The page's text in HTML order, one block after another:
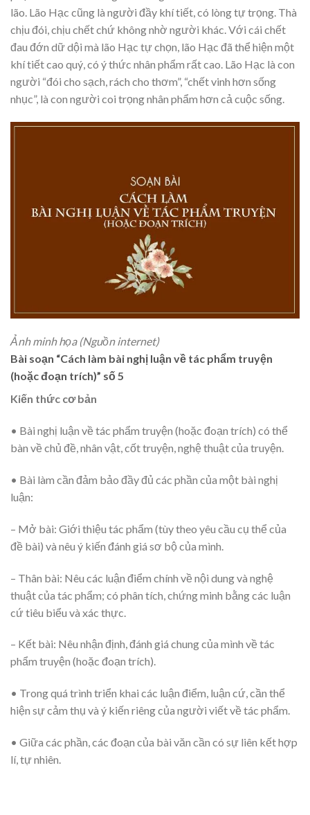
lão. Lão Hạc cũng là người đầy khí tiết, có lòng tự trọng. Thà
chịu đói, chịu chết chứ không nhờ người khác. Với cái chết
đau đớn dữ dội mà lão Hạc tự chọn, lão Hạc đã thể hiện một
khí tiết cao quý, có ý thức nhân phẩm rất cao. Lão Hạc là con
người “đói cho sạch, rách cho thơm”, “chết vinh hơn sống
nhục”, là con người coi trọng nhân phẩm hơn cả cuộc sống.
Ảnh minh họa (Nguồn internet)
Bài soạn “Cách làm bài nghị luận về tác phẩm truyện
(hoặc đoạn trích)” số 5
Kiến thức cơ bản
• Bài nghị luận về tác phẩm truyện (hoặc đoạn trích) có thể
bàn về chủ đề, nhân vật, cốt truyện, nghệ thuật của truyện.
• Bài làm cần đảm bảo đầy đủ các phần của một bài nghị
luận:
– Mở bài: Giới thiệu tác phẩm (tùy theo yêu cầu cụ thể của
đề bài) và nêu ý kiến đánh giá sơ bộ của mình.
– Thân bài: Nêu các luận điểm chính về nội dung và nghệ
thuật của tác phẩm; có phân tích, chứng minh bằng các luận
cứ tiêu biểu và xác thực.
– Kết bài: Nêu nhận định, đánh giá chung của mình về tác
phẩm truyện (hoặc đoạn trích).
• Trong quá trình triển khai các luận điểm, luận cứ, cần thể
hiện sự cảm thụ và ý kiến riêng của người viết về tác phẩm.
• Giữa các phần, các đoạn của bài văn cần có sự liên kết hợp
lí, tự nhiên.